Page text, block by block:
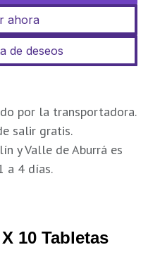
ahora
de deseos
por la transportadora.
salir gratis.
y Valle de Aburrá es
a 4 días.
10 Tabletas